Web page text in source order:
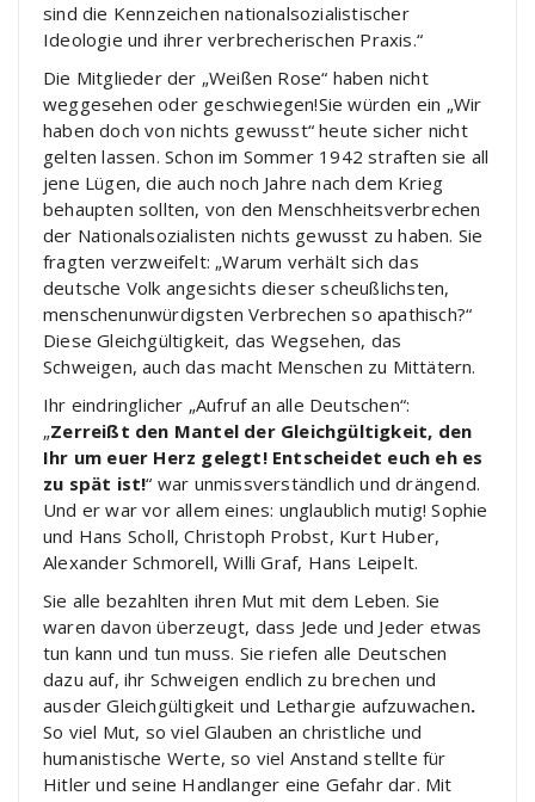
sind die Kennzeichen nationalsozialistischer
Ideologie und ihrer verbrecherischen Praxis.“
Die Mitglieder der „Weißen Rose“ haben nicht
weggesehen oder geschwiegen!Sie würden ein „Wir
haben doch von nichts gewusst“ heute sicher nicht
gelten lassen. Schon im Sommer 1942 straften sie all
jene Lügen, die auch noch Jahre nach dem Krieg
behaupten sollten, von den Menschheitsverbrechen
der Nationalsozialisten nichts gewusst zu haben. Sie
fragten verzweifelt: „Warum verhält sich das
deutsche Volk angesichts dieser scheußlichsten,
menschenunwürdigsten Verbrechen so apathisch?“
Diese Gleichgültigkeit, das Wegsehen, das
Schweigen, auch das macht Menschen zu Mittätern.
Ihr eindringlicher „Aufruf an alle Deutschen“:
„Zerreißt den Mantel der Gleichgültigkeit, den
Ihr um euer Herz gelegt! Entscheidet euch eh es
zu spät ist!“ war unmissverständlich und drängend.
Und er war vor allem eines: unglaublich mutig! Sophie
und Hans Scholl, Christoph Probst, Kurt Huber,
Alexander Schmorell, Willi Graf, Hans Leipelt.
Sie alle bezahlten ihren Mut mit dem Leben. Sie
waren davon überzeugt, dass Jede und Jeder etwas
tun kann und tun muss. Sie riefen alle Deutschen
dazu auf, ihr Schweigen endlich zu brechen und
ausder Gleichgültigkeit und Lethargie aufzuwachen.
So viel Mut, so viel Glauben an christliche und
humanistische Werte, so viel Anstand stellte für
Hitler und seine Handlanger eine Gefahr dar. Mit